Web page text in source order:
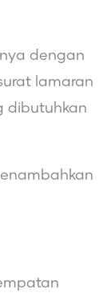
dengan
lamaran
dibutuhkan